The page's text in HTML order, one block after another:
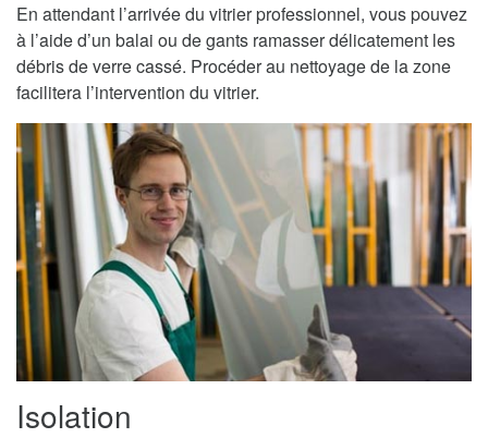
En attendant l’arrivée du vitrier professionnel, vous pouvez
à l’aide d’un balai ou de gants ramasser délicatement les
débris de verre cassé. Procéder au nettoyage de la zone
facilitera l’intervention du vitrier.
Isolation